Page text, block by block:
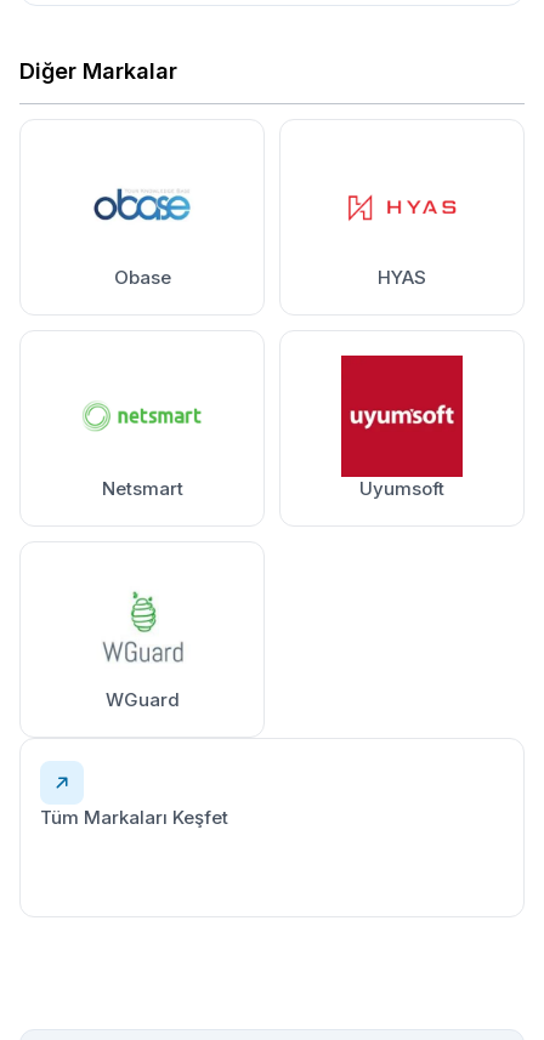
Diğer Markalar
Obase HYAS
Netsmart Uyumsoft
WGuard
Tüm Markaları Keşfet